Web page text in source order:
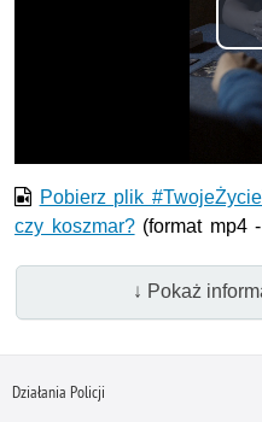
Pobierz plik
czy koszmar?(format mp4
↓ Pokaż
Działania Policji